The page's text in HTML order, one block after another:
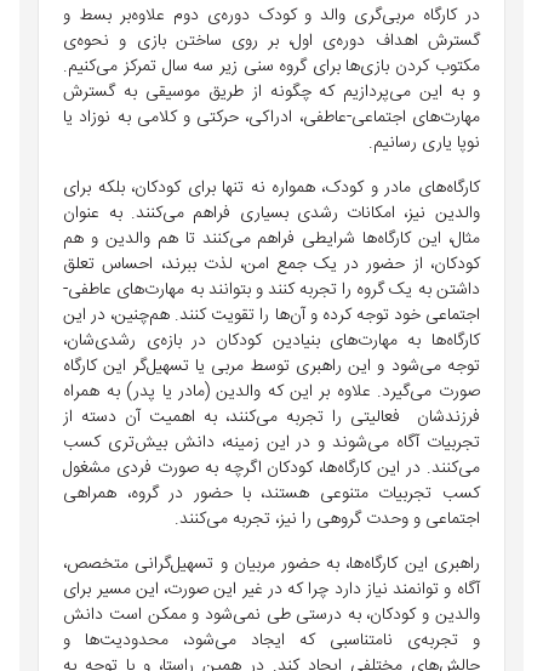
در کارگاه مربی‌گری والد و کودک دوره‌ی دوم علاوه‌بر بسط و
گسترش اهداف دوره‌ی اول، بر روی ساختن بازی و نحوه‌ی
مکتوب کردن بازی‌ها برای گروه سنی زیر سه سال تمرکز می‌کنیم.
و به این می‌پردازیم که چگونه از طریق موسیقی به گسترش
مهارت‌های اجتماعی-عاطفی، ادراکی، حرکتی و کلامی به نوزاد یا
نوپا یاری رسانیم.
کارگاه‌های مادر و کودک، همواره نه تنها برای کودکان، بلکه برای
والدین نیز، امکانات رشدی بسیاری فراهم می‌کنند. به عنوان
مثال، این کارگاه‌ها شرایطی فراهم می‌کنند تا هم والدین و هم
کودکان، از حضور در یک جمع امن، لذت ببرند، احساس تعلق
داشتن به یک گروه را تجربه کنند و بتوانند به مهارت‌های عاطفی-
اجتماعی خود توجه کرده و آن‌ها را تقویت کنند. هم‌چنین، در این
کارگاه‌ها به مهارت‌های بنیادین کودکان در بازه‌ی رشدی‌شان،
توجه می‌شود و این راهبری توسط مربی یا تسهیل‌گر این کارگاه
صورت می‌گیرد. علاوه بر این که والدین (مادر یا پدر) به همراه
فرزندشان فعالیتی را تجربه می‌کنند، به اهمیت آن دسته از
تجربیات آگاه می‌شوند و در این زمینه، دانش بیش‌تری کسب
می‌کنند. در این کارگاه‌ها، کودکان اگرچه به صورت فردی مشغول
کسب تجربیات متنوعی هستند، با حضور در گروه، همراهی
اجتماعی و وحدت گروهی را نیز، تجربه می‌کنند.
راهبری این کارگاه‌ها، به حضور مربیان و تسهیل‌گرانی متخصص،
آگاه و توانمند نیاز دارد چرا که در غیر این صورت، این مسیر برای
والدین و کودکان، به درستی طی نمی‌شود و ممکن است دانش
و تجربه‌ی نامتناسبی که ایجاد می‌شود، محدودیت‌ها و